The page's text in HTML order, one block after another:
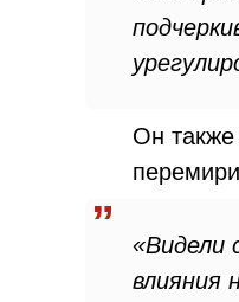
Он также
«Видели
влияния